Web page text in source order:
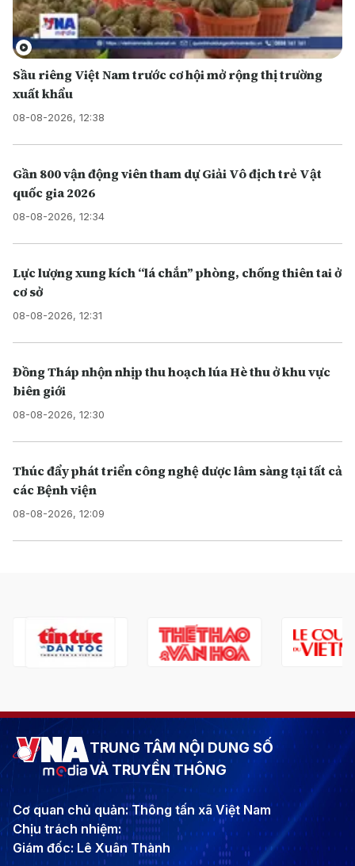
Sầu riêng Việt Nam trước cơ hội mở rộng thị trường
xuất khẩu
08-08-2026, 12:38
Gần 800 vận động viên tham dự Giải Vô địch trẻ Vật
quốc gia 2026
08-08-2026, 12:34
Lực lượng xung kích “lá chắn” phòng, chống thiên tai ở
cơ sở
08-08-2026, 12:31
Đồng Tháp nhộn nhịp thu hoạch lúa Hè thu ở khu vực
biên giới
08-08-2026, 12:30
Thúc đẩy phát triển công nghệ dược lâm sàng tại tất cả
các Bệnh viện
08-08-2026, 12:09
TRUNG TÂM NỘI DUNG SỐ
VÀ TRUYỀN THÔNG
Cơ quan chủ quản: Thông tấn xã Việt Nam
Chịu trách nhiệm:
Giám đốc: Lê Xuân Thành